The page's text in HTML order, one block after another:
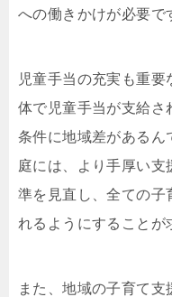
への働きかけが必要で
児童手当の充実も重
体で児童手当が支給さ
条件に地域差があるん
庭には、より手厚い支
準を見直し、全ての子
れるようにすることが
また、地域の子育て支